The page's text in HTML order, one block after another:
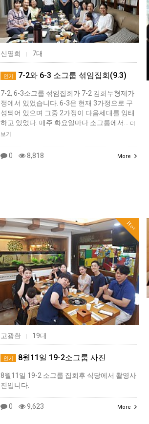
신영희 | 7대
인기 7-2와 6-3 소그룹 섞임집회(9.3)
7-2, 6-3소그룹 섞임집회가 7-2 김희두형제가
정에서 있었습니다. 6-3은 현재 3가정으로 구
성되어 있으며 그중 2가정이 다음세대를 잉태
하고 있었다. 매주 화요일마다 소그룹에서…
더
보기
0 8,818 More
Hot
고광환 | 19대
인기 8월11일 19-2소그룹 사진
8월11일 19-2 소그룹 집회후 식당에서 촬영사
진입니다.
0 9,623 More